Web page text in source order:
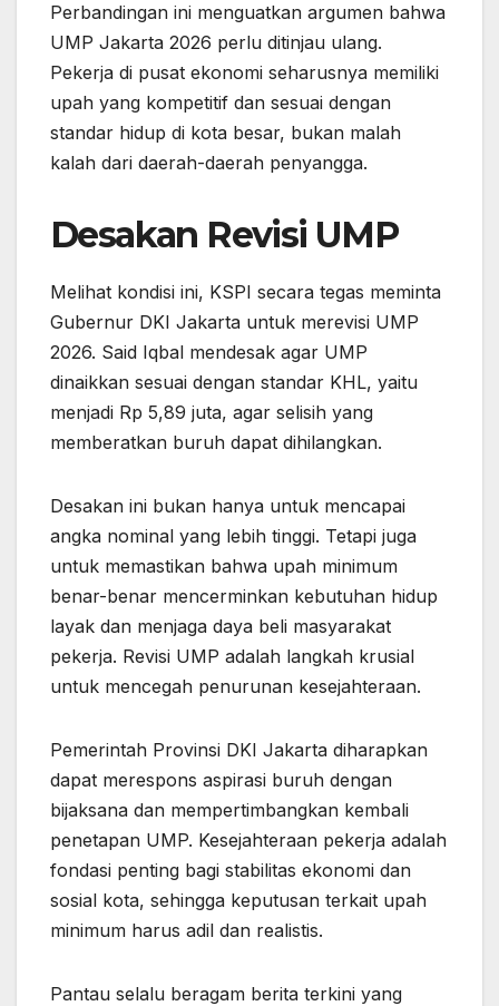
Perbandingan ini menguatkan argumen bahwa
UMP Jakarta 2026 perlu ditinjau ulang.
Pekerja di pusat ekonomi seharusnya memiliki
upah yang kompetitif dan sesuai dengan
standar hidup di kota besar, bukan malah
kalah dari daerah-daerah penyangga.
Desakan Revisi UMP
Melihat kondisi ini, KSPI secara tegas meminta
Gubernur DKI Jakarta untuk merevisi UMP
2026. Said Iqbal mendesak agar UMP
dinaikkan sesuai dengan standar KHL, yaitu
menjadi Rp 5,89 juta, agar selisih yang
memberatkan buruh dapat dihilangkan.
Desakan ini bukan hanya untuk mencapai
angka nominal yang lebih tinggi. Tetapi juga
untuk memastikan bahwa upah minimum
benar-benar mencerminkan kebutuhan hidup
layak dan menjaga daya beli masyarakat
pekerja. Revisi UMP adalah langkah krusial
untuk mencegah penurunan kesejahteraan.
Pemerintah Provinsi DKI Jakarta diharapkan
dapat merespons aspirasi buruh dengan
bijaksana dan mempertimbangkan kembali
penetapan UMP. Kesejahteraan pekerja adalah
fondasi penting bagi stabilitas ekonomi dan
sosial kota, sehingga keputusan terkait upah
minimum harus adil dan realistis.
Pantau selalu beragam berita terkini yang